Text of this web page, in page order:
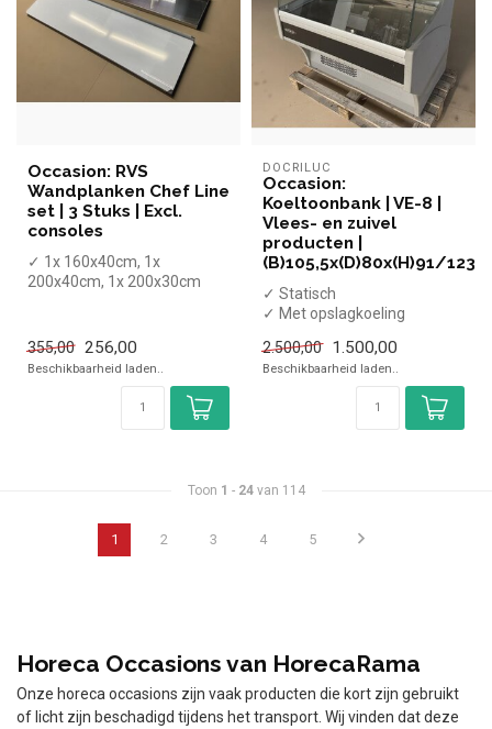
Occasion: RVS
Wandplanken Chef Line
set | 3 Stuks | Excl.
consoles
✓ 1x 160x40cm, 1x
200x40cm, 1x 200x30cm
355,00 256,00
Beschikbaarheid laden..
DOCRILUC
Occasion:
Koeltoonbank | VE-8 |
Vlees- en zuivel
producten |
(B)105,5x(D)80x(H)91/
✓ Statisch
✓ Met opslagkoeling
✓ Breedte 105,5 cm, diepte
...
2.500,00 1.500,00
Beschikbaarheid laden..
Toon 1 - 24van 114
1 2 3 4 5
Horeca Occasions van HorecaRama
Onze horeca occasions zijn vaak producten die kort zijn gebruikt
of licht zijn beschadigd tijdens het transport. Wij vinden dat deze